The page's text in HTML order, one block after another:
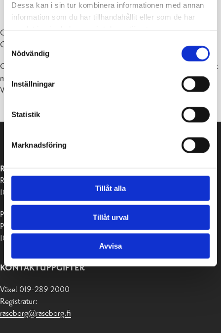
Dessa kan i sin tur kombinera informationen med annan
information som du har tillhandahållit eller som de har
Samtyckesval
Nödvändig
Inställningar
Statistik
Marknadsföring
Tillåt alla
Tillåt urval
Avvisa
Outside Surreal Fuzz Art Tour, Part eight
Greger Grönholm, Benny Uhlenius ja Sari Hiltula
Galleri Perspektivet (Raseborgsvägen 8/ Ekenäs bibliotek) är öppet
må-on 10-19, to-fre 10-17, lö & sö stängt
Varmt välkomna!
RASEBORGS STAD
Raseborgsvägen 37
10650 Ekenäs
Postadress:
PB 58
10611 Raseborg
KONTAKTUPPGIFTER
Växel 019-289 2000
Registratur:
raseborg@raseborg.fi